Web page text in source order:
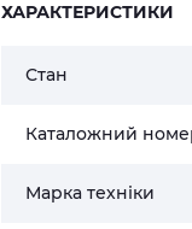
ХАРАКТЕРИСТИКИ
Стан
Каталожний
Марка техніки